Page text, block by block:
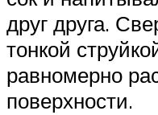
друг друга.
тонкой
равномерно
поверхности.